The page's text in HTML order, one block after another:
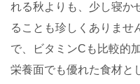
れる秋よりも、少し寝か
ることも珍しくありませ
で、ビタミンCも比較的
栄養面でも優れた食材と